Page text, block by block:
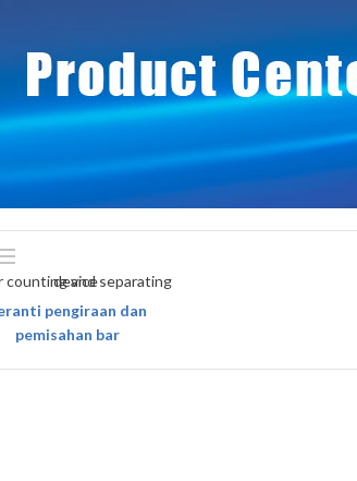
pengiraan dan
pemisahan bar